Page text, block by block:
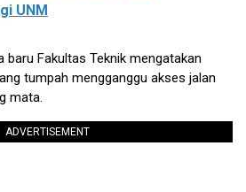
UNM
baru Fakultas Teknik mengatakan
tumpah mengganggu akses jalan
mata.
ADVERTISEMENT